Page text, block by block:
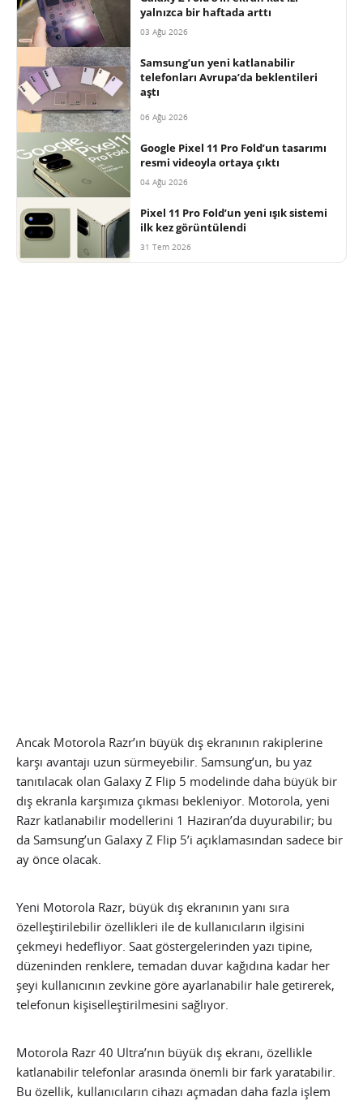
yalnızca bir haftada arttı
03 Ağu 2026
Samsung’un yeni katlanabilir
telefonları Avrupa’da beklentileri
aştı
06 Ağu 2026
Google Pixel 11 Pro Fold’un tasarımı
resmi videoyla ortaya çıktı
04 Ağu 2026
Pixel 11 Pro Fold’un yeni ışık sistemi
ilk kez görüntülendi
31 Tem 2026
Ancak Motorola Razr’ın büyük dış ekranının rakiplerine
karşı avantajı uzun sürmeyebilir. Samsung’un, bu yaz
tanıtılacak olan Galaxy Z Flip 5 modelinde daha büyük bir
dış ekranla karşımıza çıkması bekleniyor. Motorola, yeni
Razr katlanabilir modellerini 1 Haziran’da duyurabilir; bu
da Samsung’un Galaxy Z Flip 5’i açıklamasından sadece bir
ay önce olacak.
Yeni Motorola Razr, büyük dış ekranının yanı sıra
özelleştirilebilir özellikleri ile de kullanıcıların ilgisini
çekmeyi hedefliyor. Saat göstergelerinden yazı tipine,
düzeninden renklere, temadan duvar kağıdına kadar her
şeyi kullanıcının zevkine göre ayarlanabilir hale getirerek,
telefonun kişiselleştirilmesini sağlıyor.
Motorola Razr 40 Ultra’nın büyük dış ekranı, özellikle
katlanabilir telefonlar arasında önemli bir fark yaratabilir.
Bu özellik, kullanıcıların cihazı açmadan daha fazla işlem